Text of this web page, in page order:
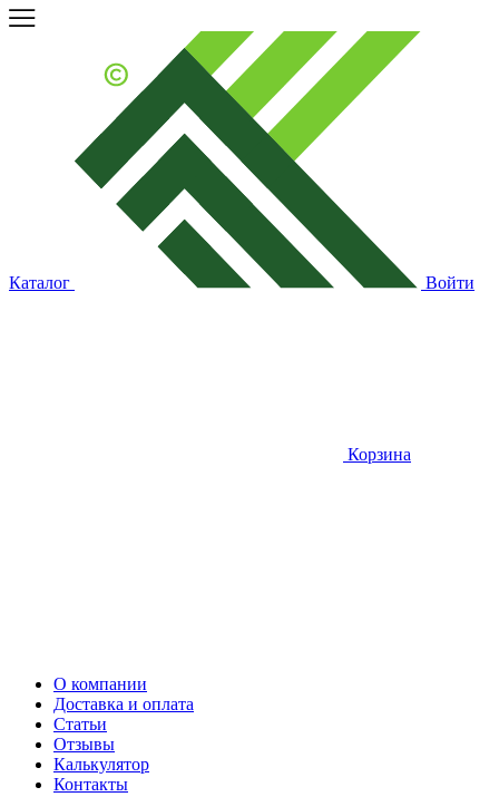
Каталог Войти
Корзина
О компании
Доставка и оплата
Статьи
Отзывы
Калькулятор
Контакты